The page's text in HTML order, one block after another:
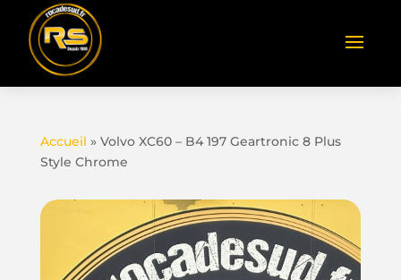
Accueil » Volvo XC60 – B4 197 Geartronic 8 Plus
Style Chrome